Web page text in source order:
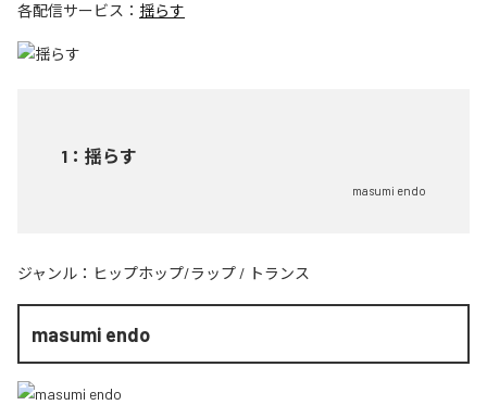
各配信サービス： 揺らす
1 ： 揺らす
masumi endo
ジャンル： ヒップホップ/ラップ / トランス
masumi endo